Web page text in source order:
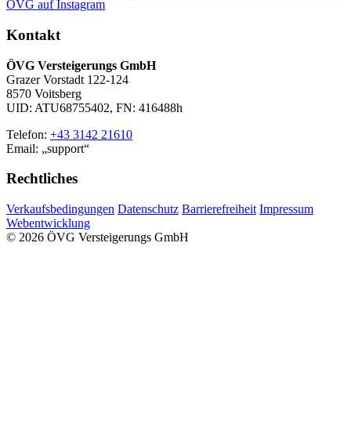
ÖVG auf Instagram
Kontakt
ÖVG Versteigerungs GmbH
Grazer Vorstadt 122-124
8570 Voitsberg
UID: ATU68755402, FN: 416488h
Telefon: +43 3142 21610
Email:
support
Rechtliches
Verkaufsbedingungen Datenschutz Barrierefreiheit Impressum
Webentwicklung
© 2026 ÖVG Versteigerungs GmbH